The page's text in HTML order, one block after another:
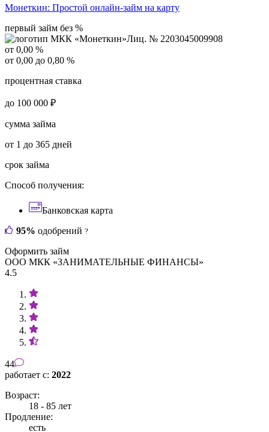
Монеткин: Простой онлайн-займ на карту
первый займ без %
Лиц. № 2203045009908
от 0,00 %
от 0,00 до 0,80 %
процентная ставка
до 100 000 ₽
сумма займа
от 1 до 365 дней
срок займа
Способ получения:
Банковская карта
95% одобрений ?
Оформить займ
ООО МКК «ЗАНИМАТЕЛЬНЫЕ ФИНАНСЫ»
4.5
44
работает с: 2022
Возраст:
18 - 85 лет
Продление:
есть